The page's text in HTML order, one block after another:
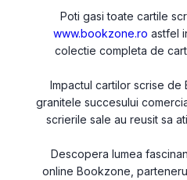
Poti gasi toate cartile
www.bookzone.ro astfel
colectie completa de
Impactul cartilor scrise de
granitele succesului
scrierile sale au reusit sa
Descopera lumea
online Bookzone,